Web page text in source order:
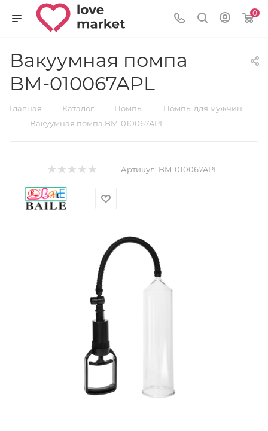
0
Вакуумная помпа
BM-010067APL
Главная — Каталог — Помпы — Помпы для мужчин
— Вакуумная помпа BM-010067APL
Артикул: BM-010067APL